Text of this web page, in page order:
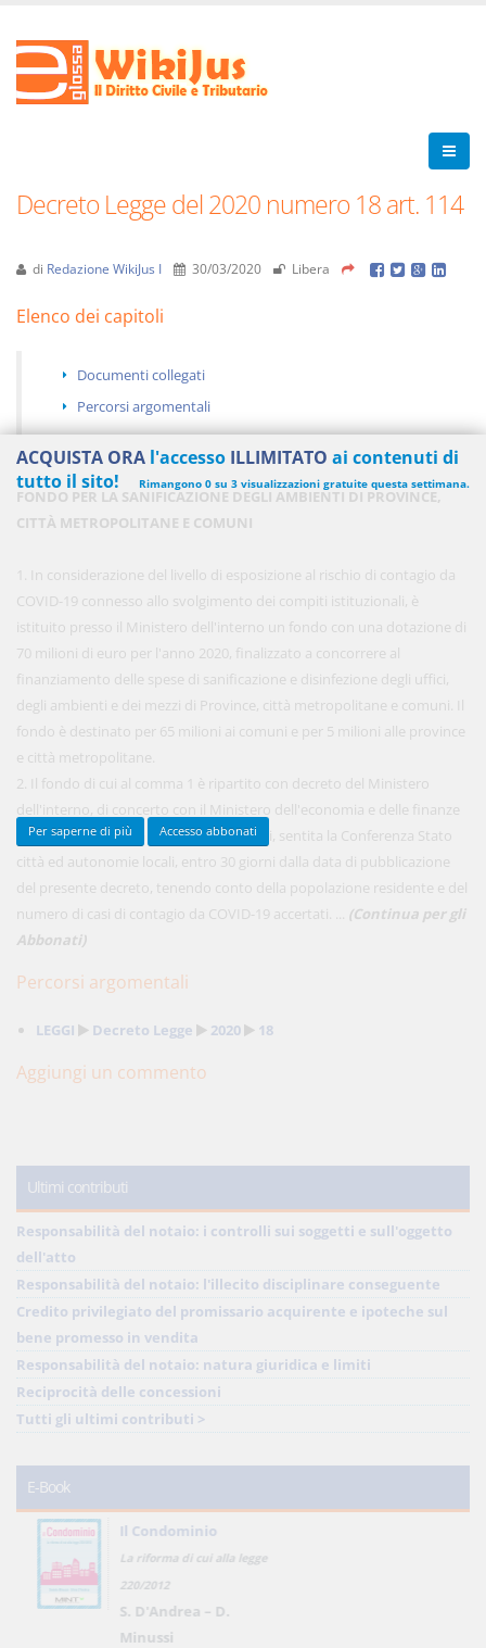
Decreto Legge del 2020 numero 18 art. 114
di Redazione WikiJus I 30/03/2020 Libera
Elenco dei capitoli
Documenti collegati
Percorsi argomentali
FONDO PER LA SANIFICAZIONE DEGLI AMBIENTI DI PROVINCE,
CITTÀ METROPOLITANE E COMUNI
1. In considerazione del livello di esposizione al rischio di contagio da
COVID-19 connesso allo svolgimento dei compiti istituzionali, è
istituito presso il Ministero dell'interno un fondo con una dotazione di
70 milioni di euro per l'anno 2020, finalizzato a concorrere al
finanziamento delle spese di sanificazione e disinfezione degli uffici,
degli ambienti e dei mezzi di Province, città metropolitane e comuni. Il
fondo è destinato per 65 milioni ai comuni e per 5 milioni alle province
e città metropolitane.
2. Il fondo di cui al comma 1 è ripartito con decreto del Ministero
dell'interno, di concerto con il Ministero dell'economia e delle finanze
e del Ministero della salute, da adottarsi, sentita la Conferenza Stato
città ed autonomie locali, entro 30 giorni dalla data di pubblicazione
del presente decreto, tenendo conto della popolazione residente e del
numero di casi di contagio da COVID-19 accertati. ... (Continua per gli
Abbonati)
Percorsi argomentali
LEGGI Decreto Legge 2020 18
Aggiungi un commento
Ultimi contributi
Responsabilità del notaio: i controlli sui soggetti e sull'oggetto
dell'atto
Responsabilità del notaio: l'illecito disciplinare conseguente
Credito privilegiato del promissario acquirente e ipoteche sul
bene promesso in vendita
Responsabilità del notaio: natura giuridica e limiti
Reciprocità delle concessioni
Tutti gli ultimi contributi >
E-Book
Il Condominio
La riforma di cui alla legge
220/2012
S. D'Andrea – D.
Minussi
ACQUISTA ORA l'accesso ILLIMITATO ai contenuti di
tutto il sito!
Rimangono 0 su 3 visualizzazioni gratuite questa settimana.
450,00 € ANNUALI
anziché570.00€,risparmi il 21%!
Acquista ora
48,00 € MENSILI
Acquista ora
Per saperne di più Accesso abbonati